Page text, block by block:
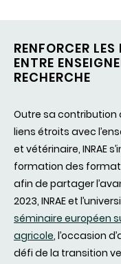
RENFORCER LES
ENTRE
RECHERCHE
Outre sa
liens étroits avec
et vétérinaire, INRAE
formation des
afin de partager
2023, INRAE et
séminaire européen
agricole, l’occasion
défi de la transition